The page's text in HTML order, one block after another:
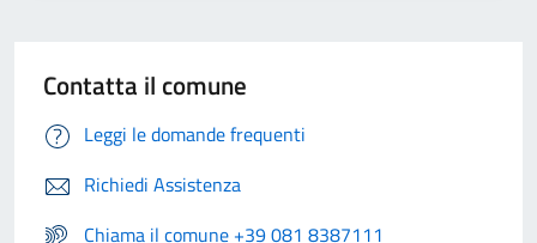
Contatta il comune
Leggi le domande frequenti
Richiedi Assistenza
Chiama il comune +39 081 8387111